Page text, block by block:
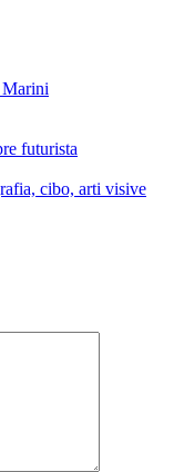
futurista
cibo, arti visive